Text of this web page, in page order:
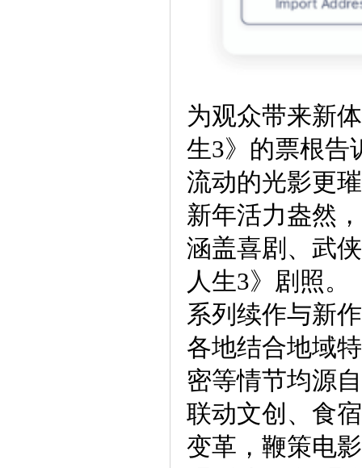
为观众带来新
生3》的票根告
流动的光影更
新年活力盎然
涵盖喜剧、武
人生3》剧照。
系列续作与新
各地结合地域
密等情节均源
联动文创、食
变革，鞭策电